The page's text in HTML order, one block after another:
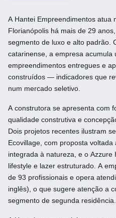
A Hantei Empreendimentos atua
Florianópolis há mais de 29
segmento de luxo e alto padrão.
catarinense, a empresa acumula
empreendimentos entregues e
construídos — indicadores que
num mercado seletivo.
A construtora se apresenta com
qualidade construtiva e
Dois projetos recentes ilustram
Ecovillage, com proposta
integrada à natureza, e o
lifestyle e lazer estruturado. A
de 93 profissionais e opera
inglês), o que sugere atenção a
segmento de segunda residência.